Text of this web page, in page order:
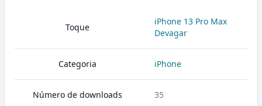
Toque
iPhone 13 Pro Max
Devagar
Categoria iPhone
Número de downloads 35